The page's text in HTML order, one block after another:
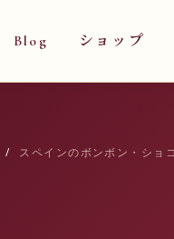
Blog ショップ
スペインのボンボン・ショ